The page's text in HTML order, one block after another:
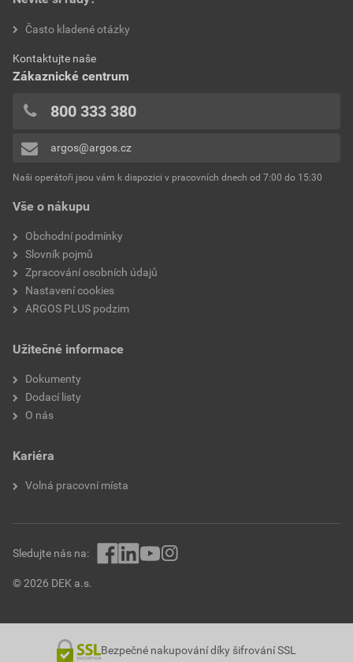
Vše o nákupu
Obchodní podmínky
Slovník pojmů
Zpracování osobních údajů
Nastavení cookies
ARGOS PLUS podzim
Užitečné informace
Dokumenty
Dodací listy
O nás
Kariéra
Volná pracovní místa
Často kladené otázky
Kontaktujte naše
Zákaznické centrum
800 333 380
argos@argos.cz
Naši operátoři jsou vám k dispozici v pracovních dnech od 7:00 do 15:30
© 2026 DEK a.s.
Sledujte nás na:
Bezpečné nakupování díky šifrování SSL